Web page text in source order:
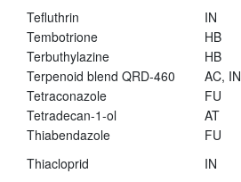
Tefluthrin
IN
Tembotrione
HB
Terbuthylazine
HB
Terpenoid blend QRD-460
AC, IN
Tetraconazole
FU
Tetradecan-1-ol
AT
Thiabendazole
FU
Thiacloprid
IN